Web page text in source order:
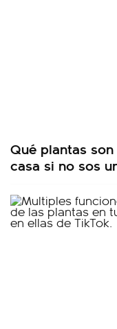
Qué plantas
casa si no sos